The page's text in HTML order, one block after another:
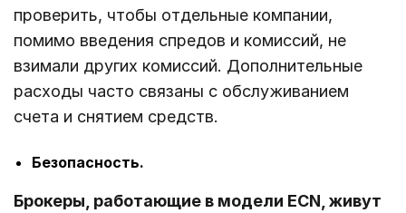
проверить, чтобы отдельные компании,
помимо введения спредов и комиссий, не
взимали других комиссий. Дополнительные
расходы часто связаны с обслуживанием
счета и снятием средств.
Безопасность.
Брокеры, работающие в модели ECN, живут